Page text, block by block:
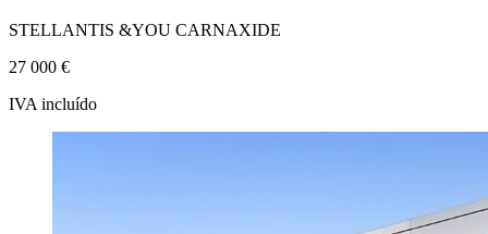
STELLANTIS &YOU CARNAXIDE
27 000 €
IVA incluído